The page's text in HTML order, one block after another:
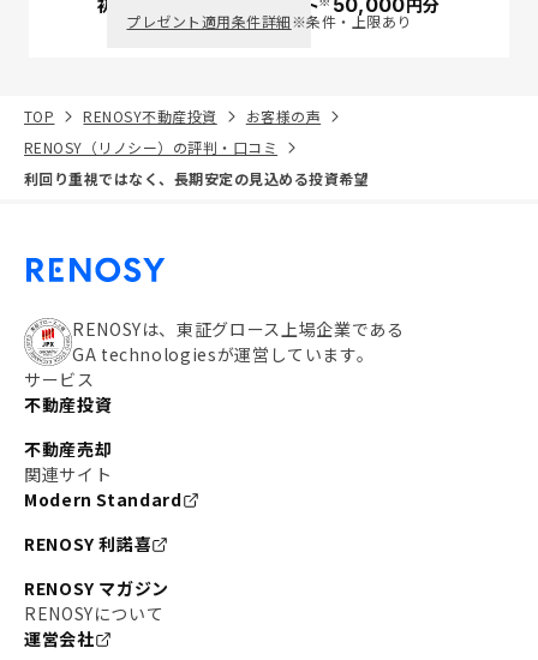
初回面談で ポイント 50,000円分
プレゼント適用条件詳細※条件・上限あり
TOP RENOSY不動産投資
お客様の声
RENOSY（リノシー）の評判・口コミ
利回り重視ではなく、長期安定の見込める投資希望
RENOSYは、東証グロース上場企業である
GA technologiesが運営しています。
サービス
不動産投資
不動産売却
関連サイト
Modern Standard
RENOSY 利諾喜
RENOSY マガジン
RENOSYについて
運営会社